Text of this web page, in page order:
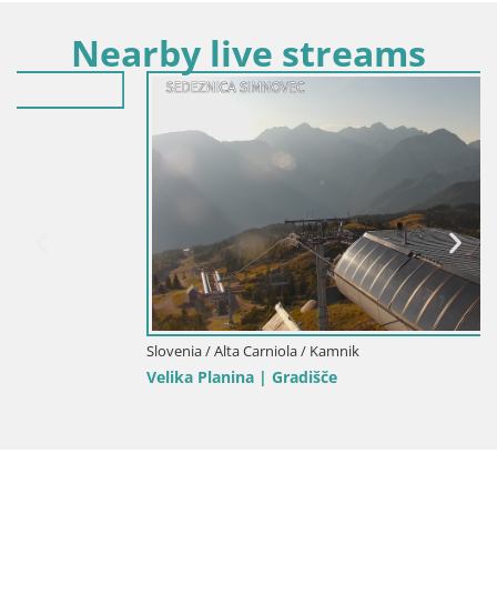
Nearby live streams
Slovenia / Alta Carniola / Kamnik
Velika Planina | Gradišče